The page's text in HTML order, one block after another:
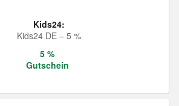
Kids24:
Kids24 DE – 5 %
5 %
Gutschein